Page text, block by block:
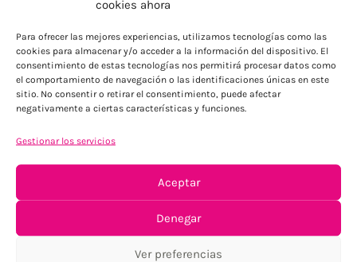
cookies ahora
Para ofrecer las mejores experiencias, utilizamos tecnologías como las
cookies para almacenar y/o acceder a la información del dispositivo. El
consentimiento de estas tecnologías nos permitirá procesar datos como
el comportamiento de navegación o las identificaciones únicas en este
sitio. No consentir o retirar el consentimiento, puede afectar
negativamente a ciertas características y funciones.
Gestionar los servicios
Aceptar
Denegar
Ver preferencias
TU SATISFACCIÓN = LA NUESTRA
Tu confianza, nuestro objetivo